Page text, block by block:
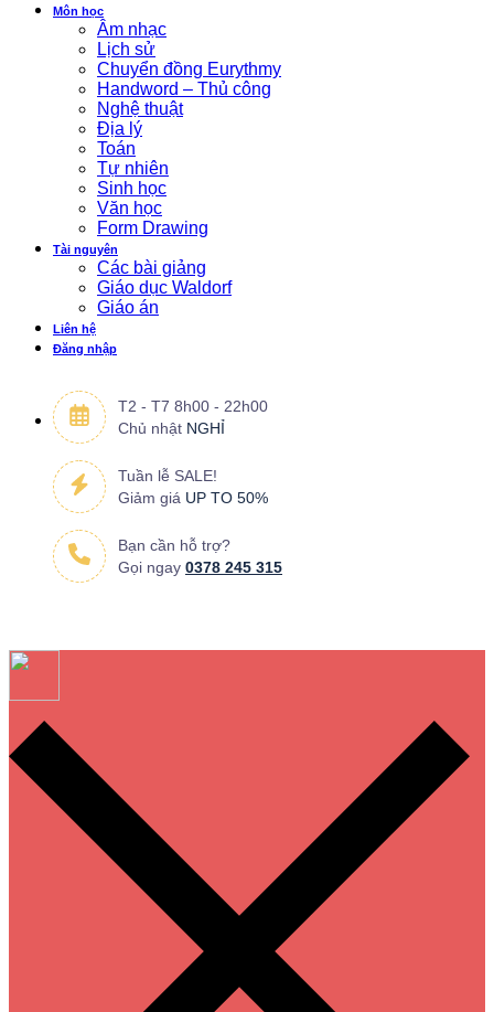
Môn học
Âm nhạc
Lịch sử
Chuyển đồng Eurythmy
Handword – Thủ công
Nghệ thuật
Địa lý
Toán
Tự nhiên
Sinh học
Văn học
Form Drawing
Tài nguyên
Các bài giảng
Giáo dục Waldorf
Giáo án
Liên hệ
Đăng nhập
T2 - T7 8h00 - 22h00
Chủ nhật NGHỈ
Tuần lễ SALE!
Giảm giá UP TO 50%
Bạn cần hỗ trợ?
Gọi ngay 0378 245 315